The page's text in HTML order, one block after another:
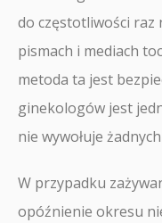
do częstotliwości raz
pismach i mediach
metoda ta jest
ginekologów jest
nie wywołuje
W przypadku
opóźnienie okresu